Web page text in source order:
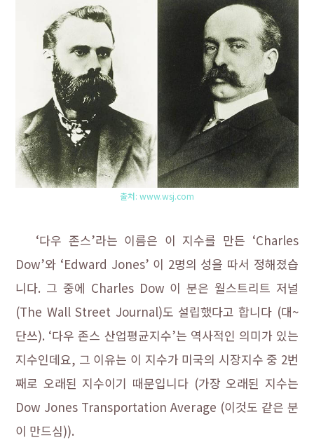
출처: www.wsj.com
‘다우 존스’라는 이름은 이 지수를 만든 ‘Charles
Dow’와 ‘Edward Jones’ 이 2명의 성을 따서 정해졌습
니다. 그 중에 Charles Dow 이 분은 월스트리트 저널
(The Wall Street Journal)도 설립했다고 합니다 (대~
단쓰). ‘다우 존스 산업평균지수’는 역사적인 의미가 있는
지수인데요, 그 이유는 이 지수가 미국의 시장지수 중 2번
째로 오래된 지수이기 때문입니다 (가장 오래된 지수는
Dow Jones Transportation Average (이것도 같은 분
이 만드심)).